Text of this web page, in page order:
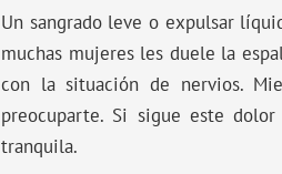
Un sangrado leve o expulsar
muchas mujeres les duele la
con la situación de nervios.
preocuparte. Si sigue este
tranquila.